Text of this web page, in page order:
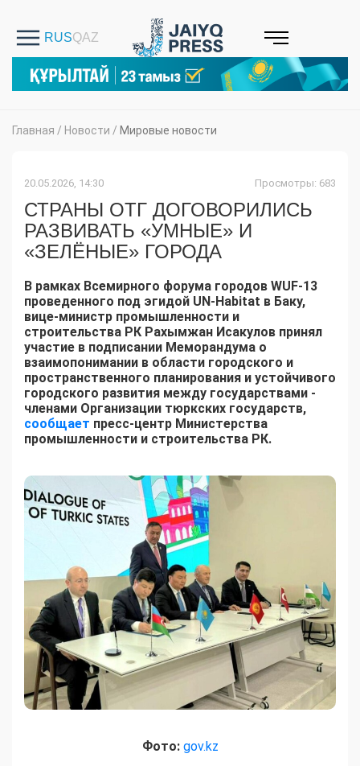
Главная / Новости / Мировые новости
20.05.2026, 14:30 Просмотры: 683
СТРАНЫ ОТГ ДОГОВОРИЛИСЬ
РАЗВИВАТЬ «УМНЫЕ» И
«ЗЕЛЁНЫЕ» ГОРОДА
В рамках Всемирного форума городов WUF-13
проведенного под эгидой UN-Habitat в Баку,
вице-министр промышленности и
строительства РК Рахымжан Исакулов принял
участие в подписании Меморандума о
взаимопонимании в области городского и
пространственного планирования и устойчивого
городского развития между государствами -
членами Организации тюркских государств,
сообщает пресс-центр Министерства
промышленности и строительства РК.
Фото:gov.kz